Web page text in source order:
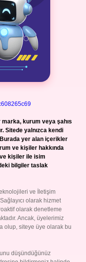
kurum veya şahıs
Sitede yalnızca kendi
Burada yer alan içerikler
ve kişiler hakkında
kişiler ile isim
bilgiler taslak
ve İletişim
olarak hizmet
olarak denetleme
Ancak, üyelerimiz
olup, siteye üye olarak bu
düşündüğünüz